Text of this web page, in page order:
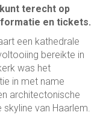
terecht op
en tickets.
een kathedrale
bereikte in
was het
in met name
architectonische
van Haarlem.